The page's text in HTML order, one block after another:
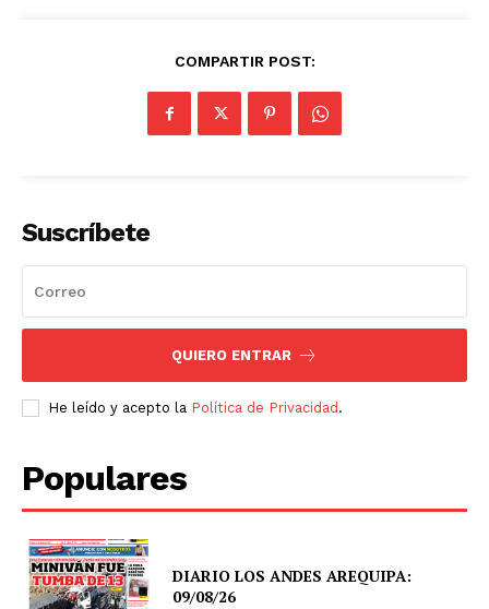
COMPARTIR POST:
Suscríbete
QUIERO ENTRAR
He leído y acepto la Política de Privacidad .
Populares
DIARIO LOS ANDES AREQUIPA:
09/08/26